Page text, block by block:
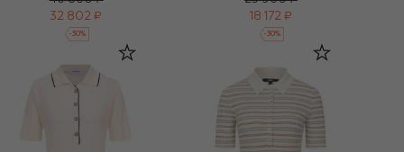
32 802 ₽
-30%
18 172 ₽
-30%